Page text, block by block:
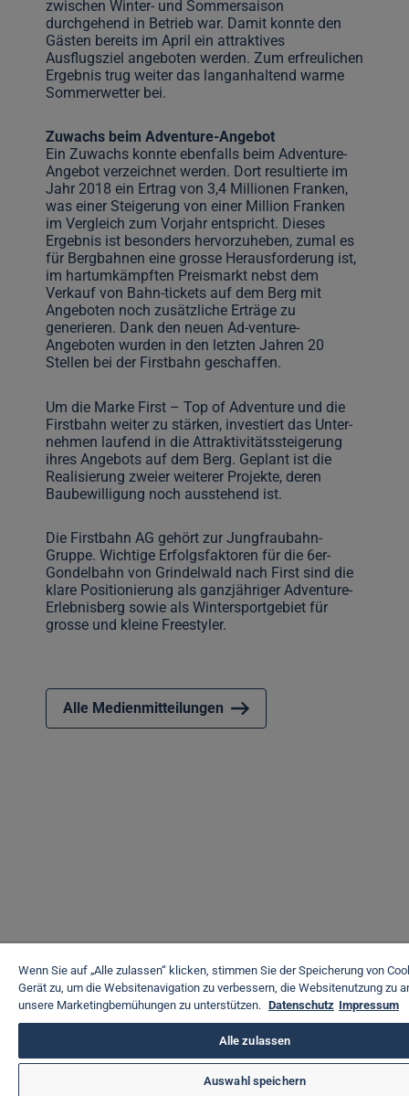
zwischen Winter- und Sommersaison
durchgehend in Betrieb war. Damit konnte den
Gästen bereits im April ein attraktives
Ausflugsziel angeboten werden. Zum erfreulichen
Ergebnis trug weiter das langanhaltend warme
Sommerwetter bei.
Zuwachs beim Adventure-Angebot
Ein Zuwachs konnte ebenfalls beim Adventure-
Angebot verzeichnet werden. Dort resultierte im
Jahr 2018 ein Ertrag von 3,4 Millionen Franken,
was einer Steigerung von einer Million Franken
im Vergleich zum Vorjahr entspricht. Dieses
Ergebnis ist besonders hervorzuheben, zumal es
für Bergbahnen eine grosse Herausforderung ist,
im hartumkämpften Preismarkt nebst dem
Verkauf von Bahn-tickets auf dem Berg mit
Angeboten noch zusätzliche Erträge zu
generieren. Dank den neuen Ad-venture-
Angeboten wurden in den letzten Jahren 20
Stellen bei der Firstbahn geschaffen.
Um die Marke First – Top of Adventure und die
Firstbahn weiter zu stärken, investiert das Unter-
nehmen laufend in die Attraktivitätssteigerung
ihres Angebots auf dem Berg. Geplant ist die
Realisierung zweier weiterer Projekte, deren
Baubewilligung noch ausstehend ist.
Die Firstbahn AG gehört zur Jungfraubahn-
Gruppe. Wichtige Erfolgsfaktoren für die 6er-
Gondelbahn von Grindelwald nach First sind die
klare Positionierung als ganzjähriger Adventure-
Erlebnisberg sowie als Wintersportgebiet für
grosse und kleine Freestyler.
Alle Medienmitteilungen
Wenn Sie auf „Alle zulassen“ klicken, stimmen Sie der Speicherung von
Gerät zu, um die Websitenavigation zu verbessern, die Websitenutzung zu
unsere Marketingbemühungen zu unterstützen. Datenschutz Impressum
Alle zulassen
Auswahl speichern